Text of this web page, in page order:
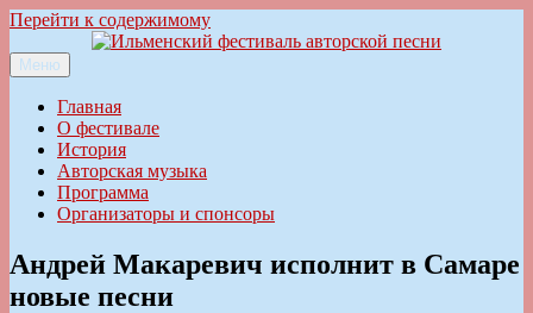
Перейти к содержимому
Ильменский фестиваль авторской песни
Меню
Главная
О фестивале
История
Авторская музыка
Программа
Организаторы и спонсоры
Андрей Макаревич исполнит в Самаре
новые песни